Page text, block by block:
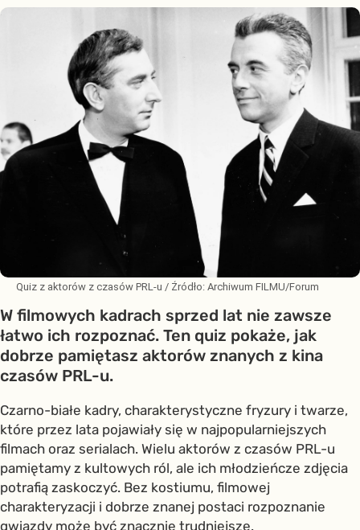
Quiz z aktorów z czasów PRL-u / Źródło: Archiwum FILMU/Forum
W filmowych kadrach sprzed lat nie zawsze
łatwo ich rozpoznać. Ten quiz pokaże, jak
dobrze pamiętasz aktorów znanych z kina
czasów PRL-u.
Czarno-białe kadry, charakterystyczne fryzury i twarze,
które przez lata pojawiały się w najpopularniejszych
filmach oraz serialach. Wielu aktorów z czasów PRL-u
pamiętamy z kultowych ról, ale ich młodzieńcze zdjęcia
potrafią zaskoczyć. Bez kostiumu, filmowej
charakteryzacji i dobrze znanej postaci rozpoznanie
gwiazdy może być znacznie trudniejsze.